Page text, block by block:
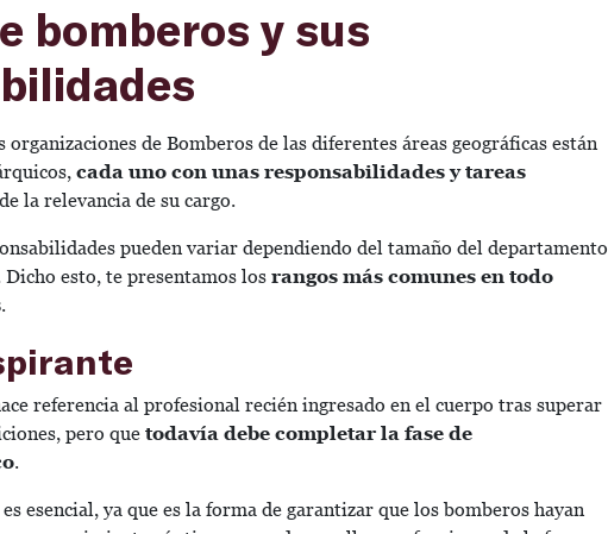
bomberos y sus
de Bomberos de las diferentes áreas geográficas están
cada uno con unas responsabilidades y tareas
la relevancia de su cargo.
pueden variar dependiendo del tamaño del departamento
esto, te presentamos los rangos más comunes en todo
.
referencia al profesional recién ingresado en el cuerpo tras superar
pero que todavía debe completar la fase de
.
esencial, ya que es la forma de garantizar que los bomberos hayan